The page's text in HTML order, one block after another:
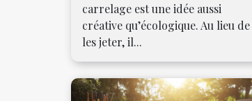
carrelage est une idée aussi
créative qu’écologique. Au lieu de
les jeter, il...